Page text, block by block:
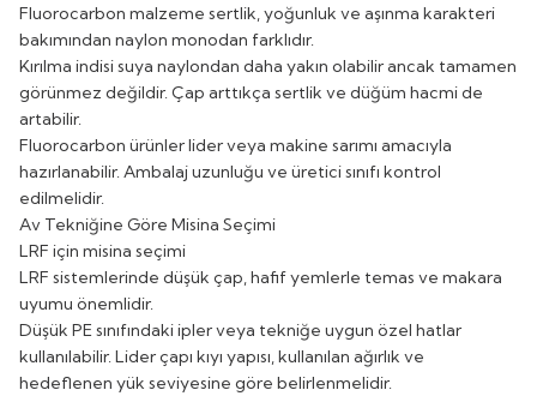
Fluorocarbon malzeme sertlik, yoğunluk ve aşınma karakteri
bakımından naylon monodan farklıdır.
Kırılma indisi suya naylondan daha yakın olabilir ancak tamamen
görünmez değildir. Çap arttıkça sertlik ve düğüm hacmi de
artabilir.
Fluorocarbon ürünler lider veya makine sarımı amacıyla
hazırlanabilir. Ambalaj uzunluğu ve üretici sınıfı kontrol
edilmelidir.
Av Tekniğine Göre Misina Seçimi
LRF için misina seçimi
LRF sistemlerinde düşük çap, hafif yemlerle temas ve makara
uyumu önemlidir.
Düşük PE sınıfındaki ipler veya tekniğe uygun özel hatlar
kullanılabilir. Lider çapı kıyı yapısı, kullanılan ağırlık ve
hedeflenen yük seviyesine göre belirlenmelidir.